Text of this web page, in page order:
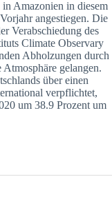
Amazonien in diesem
angestiegen. Die
Verabschiedung des
Climate Observary
Abholzungen durch
gelangen.
über einen
verpflichtet,
um 38.9 Prozent um